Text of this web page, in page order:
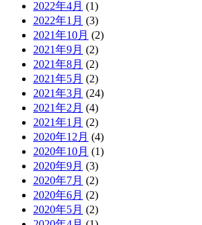
2022年4月 (1)
2022年1月 (3)
2021年10月 (2)
2021年9月 (2)
2021年8月 (2)
2021年5月 (2)
2021年3月 (24)
2021年2月 (4)
2021年1月 (2)
2020年12月 (4)
2020年10月 (1)
2020年9月 (3)
2020年7月 (2)
2020年6月 (2)
2020年5月 (2)